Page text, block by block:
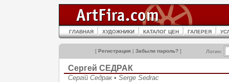
ГЛАВНАЯ ХУДОЖНИКИ КАТАЛОГ ЦЕН ГАЛЕРЕЯ
[ Регистрация | Забыли пароль? ] Логин:
Сергей СЕДРАК
Сергій Седрак • Serge Sedrac